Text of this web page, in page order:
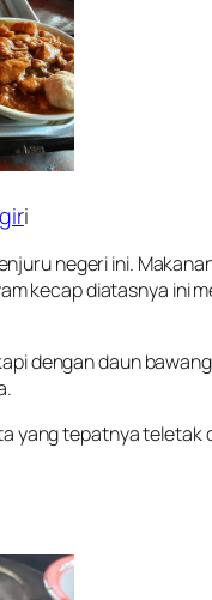
i
negeri ini.
kecap diatasnya ini
dengan daun
yang tepatnya teletak